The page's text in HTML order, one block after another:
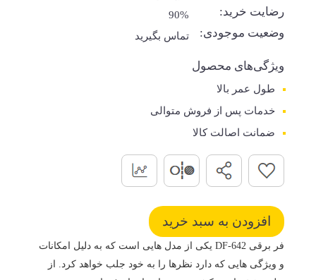
رضایت خرید: 90%
وضعیت موجودی: تماس بگیرید
ویژگی‌های محصول
طول عمر بالا
خدمات پس از فروش متوالی
ضمانت اصالت کالا
فر برقی DF-642 یکی از مدل هایی است که به دلیل امکانات
و ویژگی هایی که دارد نظرها را به خود جلب خواهد کرد. از